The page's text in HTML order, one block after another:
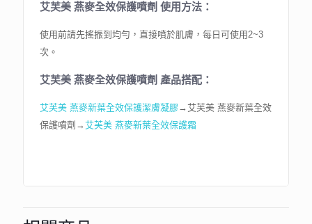
艾芙美 燕麥全效保護噴劑 使用方法：
使用前請先搖振到均勻，直接噴於肌膚，每日可使用2~3
次。
艾芙美 燕麥全效保護噴劑 產品搭配：
艾芙美 燕麥新葉全效保護潔膚凝膠→艾芙美 燕麥新葉全效
保護噴劑→艾芙美 燕麥新葉全效保護霜